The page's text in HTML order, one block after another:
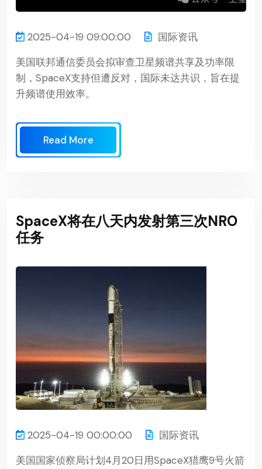
2025-04-19 09:00:00
国际资讯
美国联邦通信委员会拟审查卫星频谱共享及功率限
制，SpaceX支持但遭反对，国际未达共识，旨在提
升频谱使用效率。
Read More
SpaceX将在八天内发射第三次NRO
任务
2025-04-19 00:00:00
国际资讯
美国国家侦察局计划4月20日用SpaceX猎鹰9号火箭